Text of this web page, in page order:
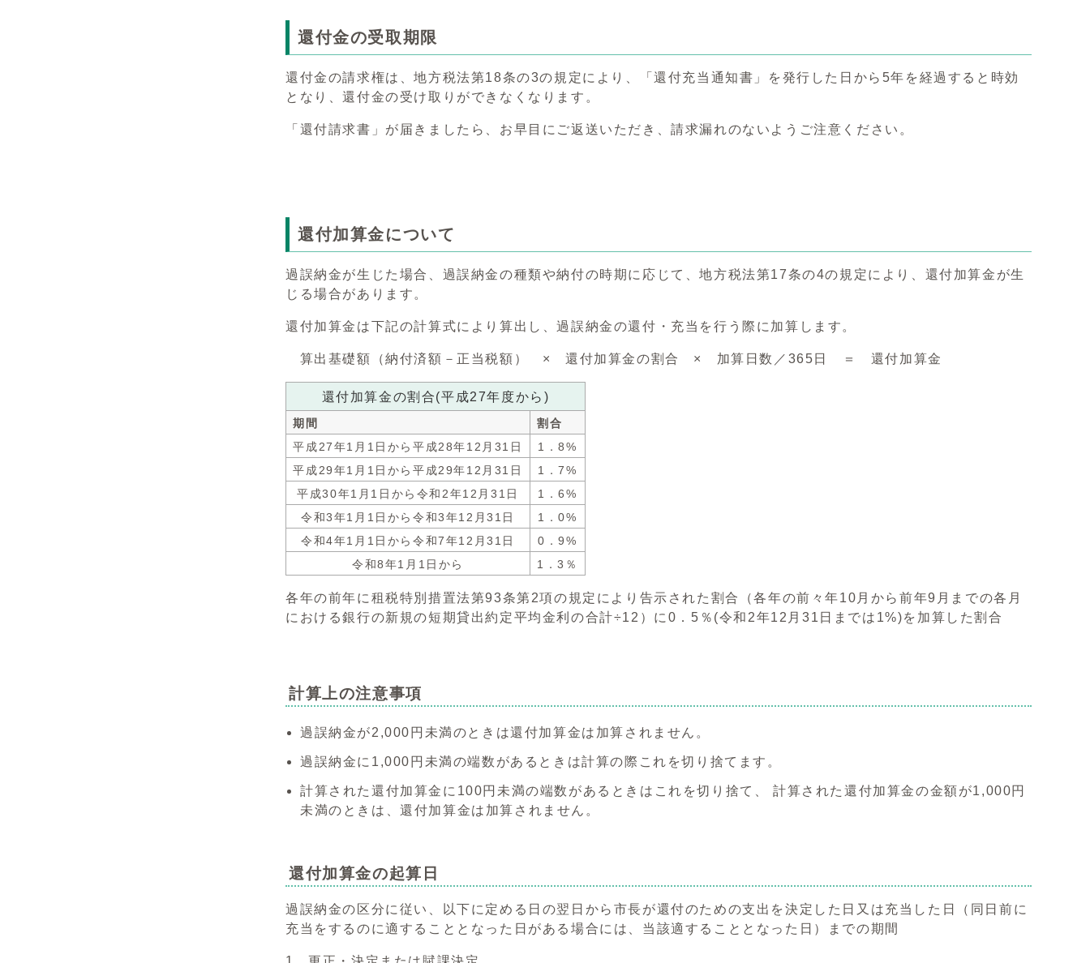
還付金の受取期限
還付金の請求権は、地方税法第18条の3の規定により、「還付充当通知書」を発行した日から5年を経過すると時効
となり、還付金の受け取りができなくなります。
「還付請求書」が届きましたら、お早目にご返送いただき、請求漏れのないようご注意ください。
還付加算金について
過誤納金が生じた場合、過誤納金の種類や納付の時期に応じて、地方税法第17条の4の規定により、還付加算金が生
じる場合があります。
還付加算金は下記の計算式により算出し、過誤納金の還付・充当を行う際に加算します。
算出基礎額（納付済額－正当税額） × 還付加算金の割合 × 加算日数／365日 ＝ 還付加算金
還付加算金の割合(平成27年度から)
期間
割合
平成27年1月1日から平成28年12月31日
1．8%
平成29年1月1日から平成29年12月31日
1．7%
平成30年1月1日から令和2年12月31日
1．6%
令和3年1月1日から令和3年12月31日
1．0%
令和4年1月1日から令和7年12月31日
0．9%
令和8年1月1日から
1．3％
各年の前年に租税特別措置法第93条第2項の規定により告示された割合（各年の前々年10月から前年9月までの各月
における銀行の新規の短期貸出約定平均金利の合計÷12）に0．5％(令和2年12月31日までは1%)を加算した割合
計算上の注意事項
過誤納金が2,000円未満のときは還付加算金は加算されません。
過誤納金に1,000円未満の端数があるときは計算の際これを切り捨てます。
計算された還付加算金に100円未満の端数があるときはこれを切り捨て、 計算された還付加算金の金額が1,000円
未満のときは、還付加算金は加算されません。
還付加算金の起算日
過誤納金の区分に従い、以下に定める日の翌日から市長が還付のための支出を決定した日又は充当した日（同日前に
充当をするのに適することとなった日がある場合には、当該適することとなった日）までの期間